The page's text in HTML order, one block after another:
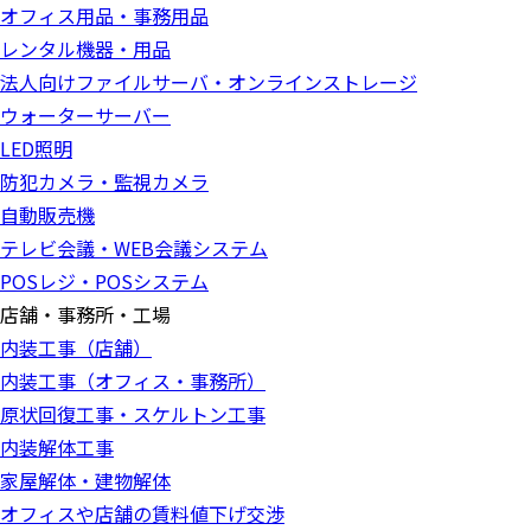
オフィス用品・事務用品
レンタル機器・用品
法人向けファイルサーバ・オンラインストレージ
ウォーターサーバー
LED照明
防犯カメラ・監視カメラ
自動販売機
テレビ会議・WEB会議システム
POSレジ・POSシステム
店舗・事務所・工場
内装工事（店舗）
内装工事（オフィス・事務所）
原状回復工事・スケルトン工事
内装解体工事
家屋解体・建物解体
オフィスや店舗の賃料値下げ交渉